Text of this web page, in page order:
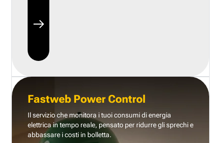
Fastweb Power Control
Il servizio che monitora i tuoi consumi di energia
elettrica in tempo reale, pensato per ridurre gli sprechi e
abbassare i costi in bolletta.